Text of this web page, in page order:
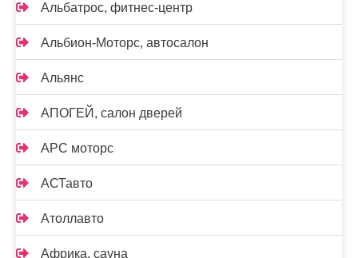
Альбатрос, фитнес-центр
Альбион-Моторс, автосалон
Альянс
АПОГЕЙ, салон дверей
АРС моторс
АСТавто
Атоллавто
Африка, сауна